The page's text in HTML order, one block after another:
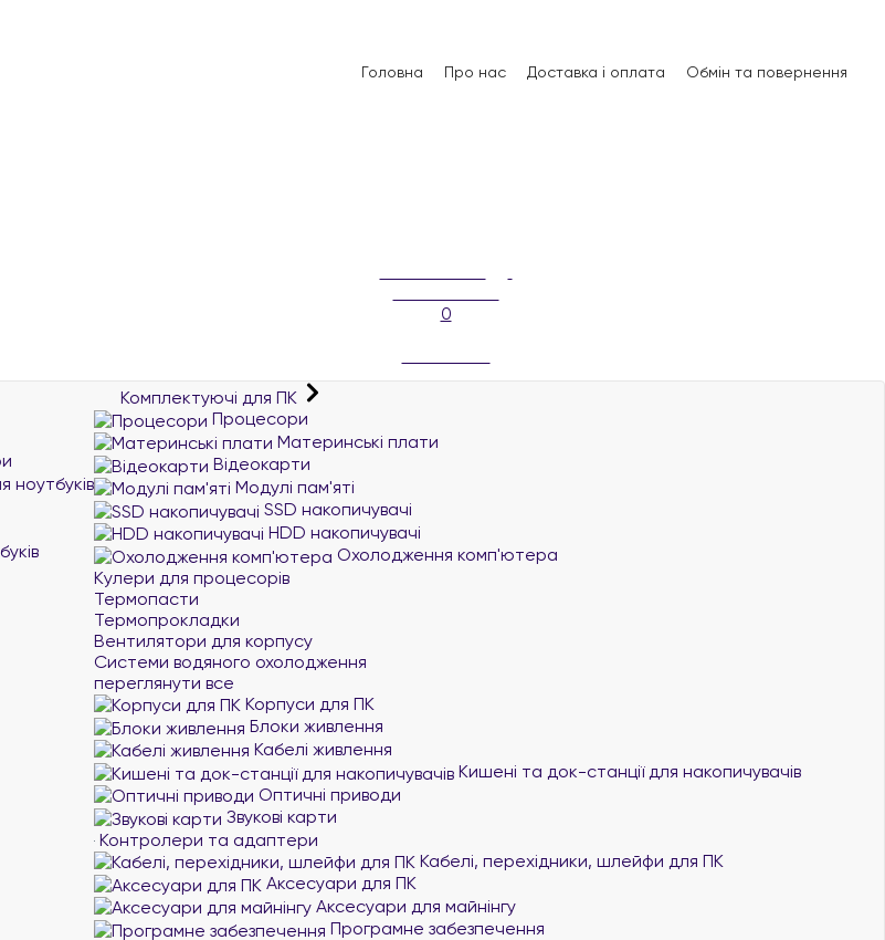
Головна Про нас Доставка і оплата Обмін та повернення
0
ноутбуків
Комплектуючі для ПК
Процесори
Материнські плати
Відеокарти
Модулі пам'яті
SSD накопичувачі
HDD накопичувачі
Охолодження комп'ютера
Кулери для процесорів
Термопасти
Термопрокладки
Вентилятори для корпусу
Системи водяного охолодження
переглянути все
Корпуси для ПК
Блоки живлення
Кабелі живлення
Кишені та док-станції для накопичувачів
Оптичні приводи
Звукові карти
Контролери та адаптери
Кабелі, перехідники, шлейфи для ПК
Аксесуари для ПК
Аксесуари для майнінгу
Програмне забезпечення